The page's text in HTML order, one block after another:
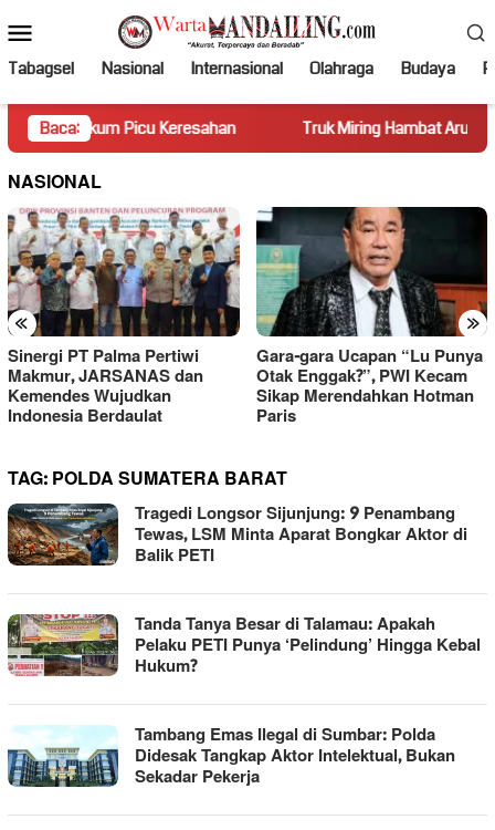
ke
kontenMobile
Tabagsel Nasional Internasional Olahraga Budaya
Baca:
Picu Keresahan Truk Miring Hambat Arus Lalu Lintas
NASIONAL
« »
Sinergi PT Palma Pertiwi
Makmur, JARSANAS dan
Kemendes Wujudkan
Indonesia Berdaulat
Gara-gara Ucapan “Lu Punya
Otak Enggak?”, PWI Kecam
Sikap Merendahkan Hotman
Paris
TAG:POLDA SUMATERA BARAT
Tragedi Longsor Sijunjung: 9 Penambang
Tewas, LSM Minta Aparat Bongkar Aktor di
Balik PETI
Tanda Tanya Besar di Talamau: Apakah
Pelaku PETI Punya ‘Pelindung’ Hingga Kebal
Hukum?
Tambang Emas Ilegal di Sumbar: Polda
Didesak Tangkap Aktor Intelektual, Bukan
Sekadar Pekerja